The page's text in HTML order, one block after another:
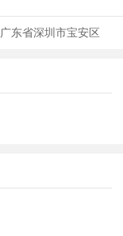
广东省深圳市宝安区